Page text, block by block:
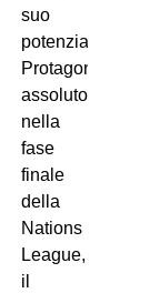
suo
potenziale.
Protagonista
assoluto
nella
fase
finale
della
Nations
League,
il